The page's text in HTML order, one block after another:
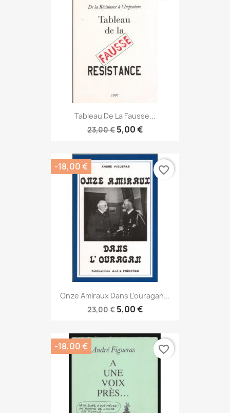
Tableau De La Fausse...
23,00 € 5,00 €
Onze Amiraux Dans L’ouragan...
23,00 € 5,00 €
-18,00 € favorite_border
-18,00 € favorite_border